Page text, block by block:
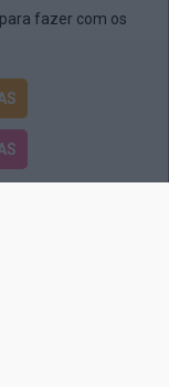
fazer com os